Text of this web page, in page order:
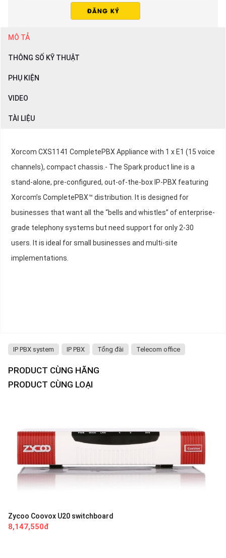
MÔ TẢ
THÔNG SỐ KỸ THUẬT
PHỤ KIỆN
VIDEO
TÀI LIỆU
Xorcom CXS1141 CompletePBX Appliance with 1 x E1 (15 voice
channels), compact chassis.- The Spark product line is a
stand-alone, pre-configured, out-of-the-box IP-PBX featuring
Xorcom’s CompletePBX™ distribution. It is designed for
businesses that want all the “bells and whistles” of enterprise-
grade telephony systems but need support for only 2-30
users. It is ideal for small businesses and multi-site
implementations.
IP PBX system IP PBX Tổng đài Telecom office
PRODUCT CÙNG HÃNG
PRODUCT CÙNG LOẠI
Zycoo Coovox U20 switchboard
8,147,550đ